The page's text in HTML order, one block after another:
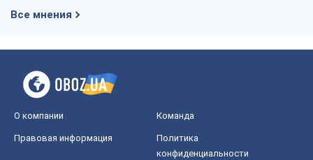
Все мнения
О компании Команда
Правовая информация
Политика
конфиденциальности